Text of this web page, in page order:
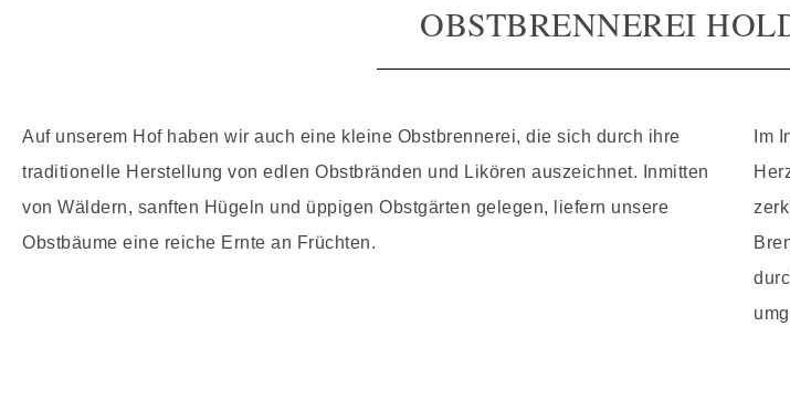
OBSTBRENNEREI
Auf unserem Hof haben wir auch eine kleine Obstbrennerei, die sich durch ihre
traditionelle Herstellung von edlen Obstbränden und Likören auszeichnet. Inmitten
von Wäldern, sanften Hügeln und üppigen Obstgärten gelegen, liefern unsere
Obstbäume eine reiche Ernte an Früchten.
Im